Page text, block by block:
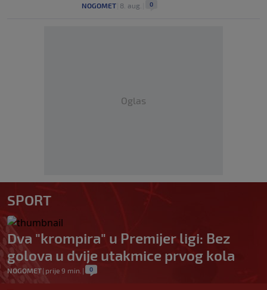
NOGOMET 8. aug. 0
Oglas
SPORT
Dva "krompira" u Premijer ligi: Bez
golova u dvije utakmice prvog kola
NOGOMET| prije 9 min. | 0